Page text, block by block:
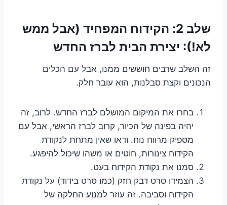
שלב 2: הקידוח המפחיד (אבל ממש
לא!): יצירת הבית לברז החדש
זה השלב שרבים חוששים ממנו, אבל עם הכלים
הנכונים וקצת סבלנות, הוא עובר חלק.
בחרו את המיקום המושלם לברז החדש. לרוב, זה
יהיה בפינה של הכיור, קרוב לברז הראשי, אבל עם
מספיק מרווח נוח. ודאו שאין מתחת לנקודת
הקידוח צינורות, חוטים או משהו שיכול להיפגע.
סמנו את נקודת הקידוח בעט.
הצמידו סרט דבק חזק (כמו סרט בידוד) על נקודת
הקידוח וסביבה. זה עוזר למנוע החלקה של